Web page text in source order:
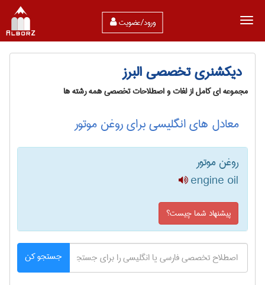
ورود/عضویت
دیکشنری تخصصی البرز
مجموعه ای کامل از لغات و اصطلاحات تخصصی همه رشته ها
معادل های انگلیسی برای روغن موتور
روغن موتور
engine oil
پیشنهاد شما چیست؟
جستجو کن